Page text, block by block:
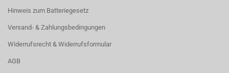
Hinweis zum Batteriegesetz
Versand- & Zahlungsbedingungen
Widerrufsrecht & Widerrufsformular
AGB